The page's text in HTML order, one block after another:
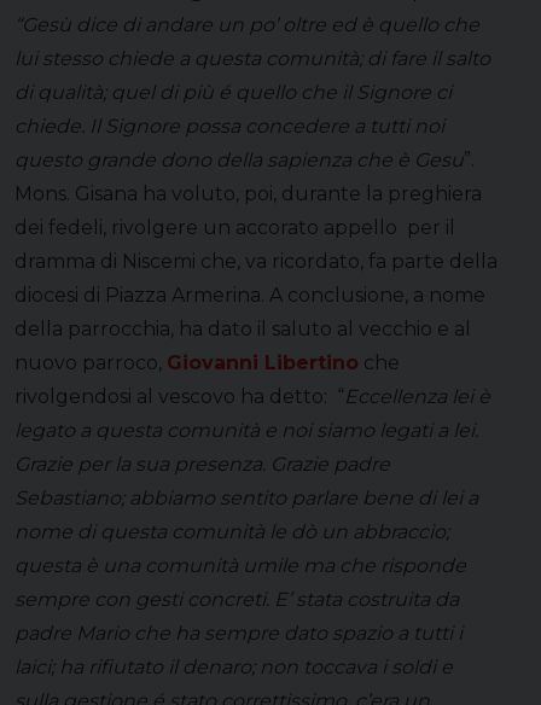
“Gesù dice di andare un po’ oltre ed è quello che
lui stesso chiede a questa comunità; di fare il salto
di qualità; quel di più é quello che il Signore ci
chiede. Il Signore possa concedere a tutti noi
questo grande dono della sapienza che è Gesu”.
Mons. Gisana ha voluto, poi, durante la preghiera
dei fedeli, rivolgere un accorato appello per il
dramma di Niscemi che, va ricordato, fa parte della
diocesi di Piazza Armerina. A conclusione, a nome
della parrocchia, ha dato il saluto al vecchio e al
nuovo parroco, Giovanni Libertino che
rivolgendosi al vescovo ha detto: “Eccellenza lei è
legato a questa comunità e noi siamo legati a lei.
Grazie per la sua presenza. Grazie padre
Sebastiano; abbiamo sentito parlare bene di lei a
nome di questa comunità le dò un abbraccio;
questa è una comunità umile ma che risponde
sempre con gesti concreti. E’ stata costruita da
padre Mario che ha sempre dato spazio a tutti i
laici; ha rifiutato il denaro; non toccava i soldi e